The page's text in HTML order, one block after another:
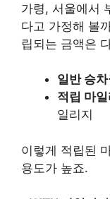
가령, 서울에서
다고 가정해 볼
립되는 금액은
일반 승
적립 마일
일리지
이렇게 적립된
용도가 높죠.